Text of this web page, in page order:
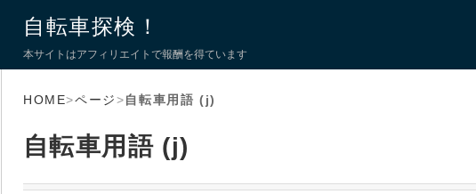
自転車探検！
本サイトはアフィリエイトで報酬を得ています
HOME>ページ>自転車用語 (j)
自転車用語 (j)